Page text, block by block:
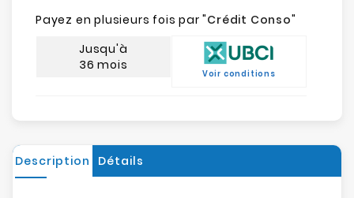
Payez en plusieurs fois par "Crédit Conso"
Jusqu'à
36 mois
Voir conditions
Description Détails